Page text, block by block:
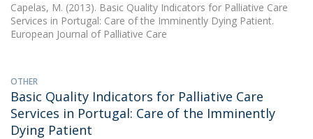
Capelas, M. (2013). Basic Quality Indicators for Palliative Care
Services in Portugal: Care of the Imminently Dying Patient.
European Journal of Palliative Care
OTHER
Basic Quality Indicators for Palliative Care
Services in Portugal: Care of the Imminently
Dying Patient